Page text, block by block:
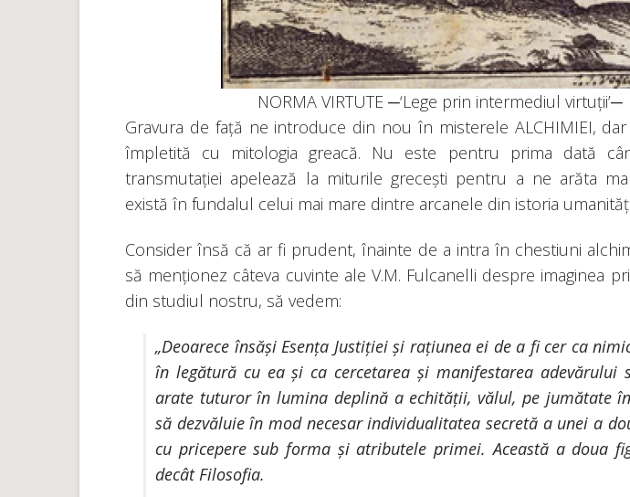
NORMA VIRTUTE ─‘Lege prin intermediul virtuții’─
Gravura de față ne introduce din nou în misterele ALCHIMIEI,
împletită cu mitologia greacă. Nu este pentru prima dată
transmutației apelează la miturile grecești pentru a ne arăta
există în fundalul celui mai mare dintre arcanele din istoria
Consider însă că ar fi prudent, înainte de a intra în chestiuni
să menționez câteva cuvinte ale V.M. Fulcanelli despre imaginea
din studiul nostru, să vedem:
„Deoarece însăși Esența Justiției și rațiunea ei de a fi cer ca
în legătură cu ea și ca cercetarea și manifestarea adevărului
arate tuturor în lumina deplină a echității, vălul, pe jumătate
să dezvăluie în mod necesar individualitatea secretă a unei a
cu pricepere sub forma și atributele primei. Această a doua
decât Filosofia.